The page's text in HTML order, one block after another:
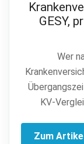
GESY,
Wer
KV-
Zum